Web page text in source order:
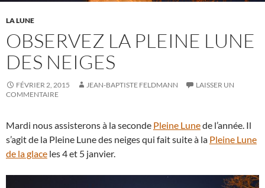
LA LUNE
OBSERVEZ LA PLEINE LUNE
DES NEIGES
FÉVRIER 2, 2015 JEAN-BAPTISTE FELDMANN
LAISSER UN
COMMENTAIRE
Mardi nous assisterons à la seconde Pleine Lunede l’année. Il
s’agit de la Pleine Lune des neiges qui fait suite à la Pleine Lune
de la glace les 4 et 5 janvier.